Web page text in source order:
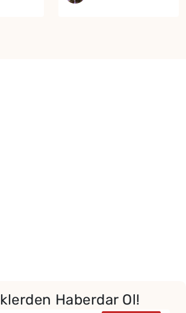
Haberdar Ol!